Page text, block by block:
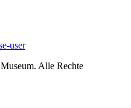
user
Alle Rechte